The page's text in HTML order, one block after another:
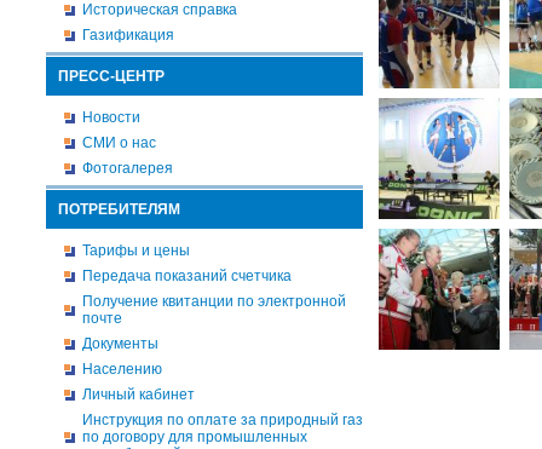
Историческая справка
Газификация
ПРЕСС-ЦЕНТР
Новости
СМИ о нас
Фотогалерея
ПОТРЕБИТЕЛЯМ
Тарифы и цены
Передача показаний счетчика
Получение квитанции по электронной
почте
Документы
Населению
Личный кабинет
Инструкция по оплате за природный газ
по договору для промышленных